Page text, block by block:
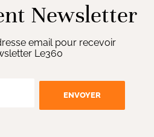
Newsletter
email pour recevoir
Le360
ENVOYER